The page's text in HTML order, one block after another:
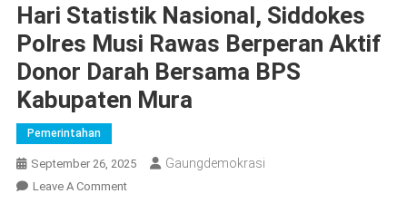
Hari Statistik Nasional, Siddokes
Polres Musi Rawas Berperan Aktif
Donor Darah Bersama BPS
Kabupaten Mura
Pemerintahan
September 26, 2025 Gaungdemokrasi
Leave A CommentOn